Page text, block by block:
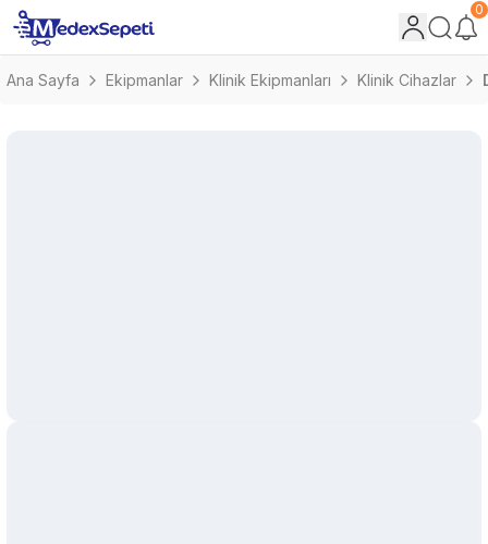
0
Ana Sayfa Ekipmanlar Klinik Ekipmanları Klinik Cihazlar